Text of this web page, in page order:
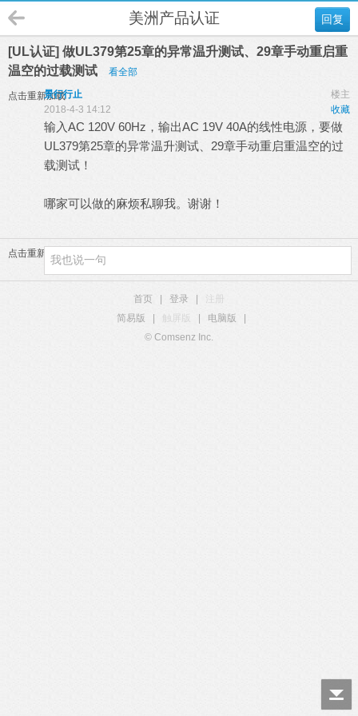
回复
美洲产品认证
[UL认证] 做UL379第25章的异常温升测试、29章手动重启重
温空的过载测试
看全部
点击重新加载 楼主
景行行止
收藏
2018-4-3 14:12
输入AC 120V 60Hz，输出AC 19V 40A的线性电源，要做
UL379第25章的异常温升测试、29章手动重启重温空的过
载测试！
哪家可以做的麻烦私聊我。谢谢！
点击重新加载
首页 登录
简易版
触屏版 电脑版
© Comsenz Inc.